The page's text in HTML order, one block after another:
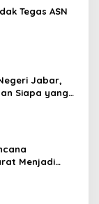
Tegas ASN
Jabar,
Siapa yang
Menjadi